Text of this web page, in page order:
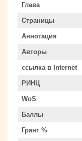
Глава
Страницы
Аннотация
Авторы
ссылка в Internet
РИНЦ
WoS
Баллы
Грант %